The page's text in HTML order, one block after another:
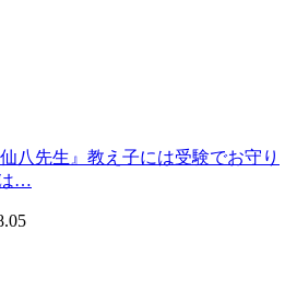
八先生』教え子には受験でお守り
…